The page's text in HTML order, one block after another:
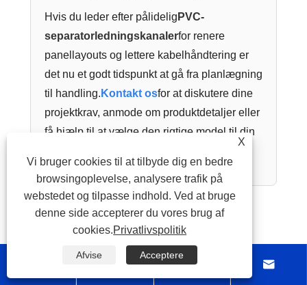
Hvis du leder efter pålidelig PVC-
separatorledningskanalerfor renere
panellayouts og lettere kabelhåndtering er
det nu et godt tidspunkt at gå fra planlægning
til handling. Kontakt osfor at diskutere dine
projektkrav, anmode om produktdetaljer eller
få hjælp til at vælge den rigtige model til din
FacebookWhatsApp
PinterestLinkedIn
Share
Hvorfor er slidsede PVC-ledningskanaler et smart valg til
 
X
Vi bruger cookies til at tilbyde dig en bedre
browsingoplevelse, analysere trafik på
webstedet og tilpasse indhold. Ved at bruge
denne side accepterer du vores brug af
cookies.Privatlivspolitik
Afvise Acceptere